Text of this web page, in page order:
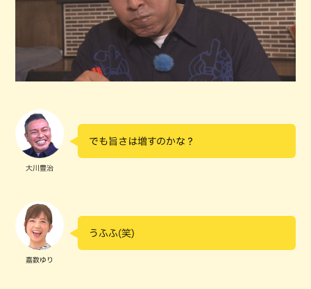
大川豊治
でも旨さは増すのかな？
嘉数ゆり
うふふ(笑)